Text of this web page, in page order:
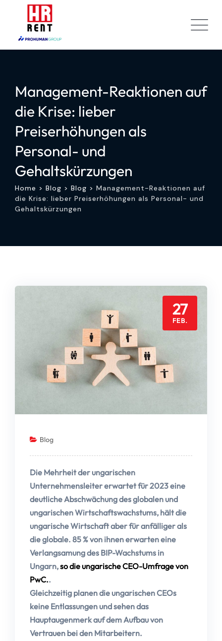
Management-Reaktionen auf
die Krise: lieber
Preiserhöhungen als
Personal- und
Gehaltskürzungen
Home > Blog > Blog > Management-Reaktionen auf
die Krise: lieber Preiserhöhungen als Personal- und
Gehaltskürzungen
27
FEB.
Blog
Die Mehrheit der ungarischen
Unternehmensleiter erwartet für 2023 eine
deutliche Abschwächung des globalen und
ungarischen Wirtschaftswachstums, hält die
ungarische Wirtschaft aber für anfälliger als
die globale. 85 % von ihnen erwarten eine
Verlangsamung des BIP-Wachstums in
Ungarn,so die ungarische CEO-Umfrage von
PwC..
Gleichzeitig planen die ungarischen CEOs
keine Entlassungen und sehen das
Hauptaugenmerk auf dem Aufbau von
Vertrauen bei den Mitarbeitern.